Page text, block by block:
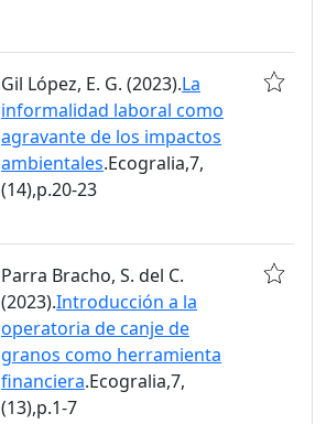
Gil López, E. G. (2023).La
informalidad laboral como
agravante de los impactos
ambientales.Ecogralia,7,
(14),p.20-23
Parra Bracho, S. del C.
(2023).Introducción a la
operatoria de canje de
granos como herramienta
financiera.Ecogralia,7,
(13),p.1-7